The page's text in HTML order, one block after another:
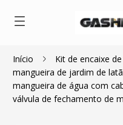
Início Kit de encaixe
mangueira de jardim de
mangueira de água com
válvula de fechamento de
$24.99